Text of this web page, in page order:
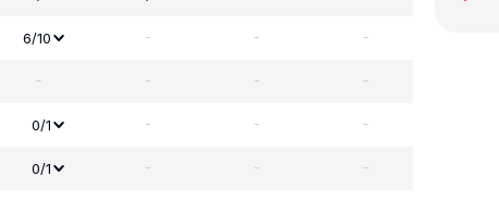
6/10 - - -
- - - -
0/1 - - -
0/1 - - -